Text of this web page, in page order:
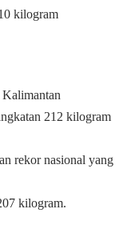
kilogram
212 kilogram
rekor nasional yang
kilogram.